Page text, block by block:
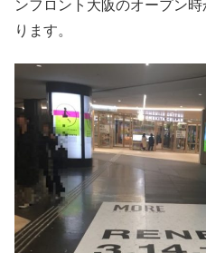
ンフロント大阪のオープン
ります。